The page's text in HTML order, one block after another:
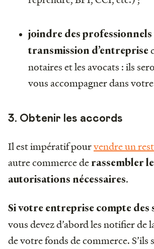
joindre des professionnels
transmission d’entreprise
notaires et les avocats : ils
vous accompagner dans
3. Obtenir les accords
Il est impératif pourvendre un
autre commerce de rassembler
autorisations nécessaires.
Si votre entreprise compte des
vous devez d’abord les notifier de
de votre fonds de commerce. S’ils